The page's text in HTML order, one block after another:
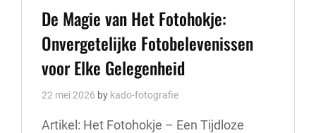
Links
De Magie van Het Fotohokje:
Onvergetelijke Fotobelevenissen
voor Elke Gelegenheid
22 mei 2026 by kado-fotografie
Artikel: Het Fotohokje – Een Tijdloze